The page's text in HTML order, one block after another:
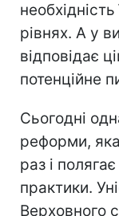
рівнях. А у
відповідає
потенційне
Сьогодні
реформи,
раз і
практики.
Верховного